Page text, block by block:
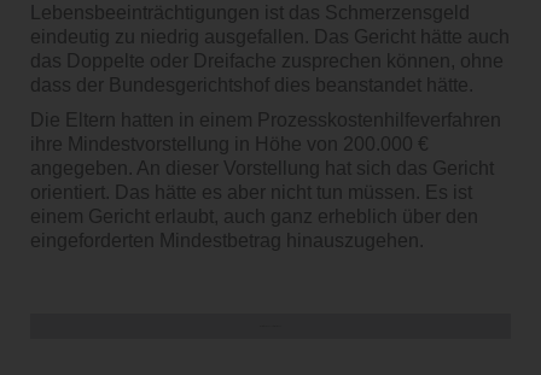
Lebensbeeinträchtigungen ist das Schmerzensgeld
eindeutig zu niedrig ausgefallen. Das Gericht hätte auch
das Doppelte oder Dreifache zusprechen können, ohne
dass der Bundesgerichtshof dies beanstandet hätte.
Die Eltern hatten in einem Prozesskostenhilfeverfahren
ihre Mindestvorstellung in Höhe von 200.000 €
angegeben. An dieser Vorstellung hat sich das Gericht
orientiert. Das hätte es aber nicht tun müssen. Es ist
einem Gericht erlaubt, auch ganz erheblich über den
eingeforderten Mindestbetrag hinauszugehen.